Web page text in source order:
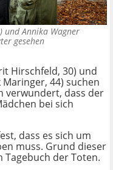
und Annika Wagner
gesehen
Hirschfeld, 30) und
44) suchen
verwundert, dass der
bei sich
dass es sich um
muss. Grund dieser
Tagebuch der Toten.